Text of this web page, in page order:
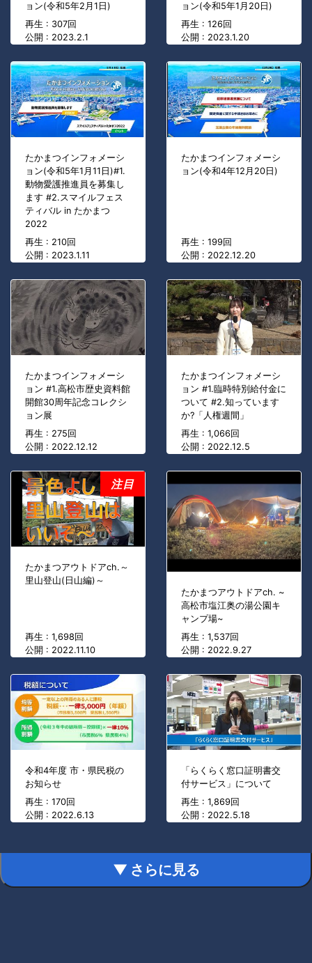
ョン(令和5年2月1日)
再生 : 307回
公開 : 2023.2.1
ョン(令和5年1月20日)
再生 : 126回
公開 : 2023.1.20
たかまつインフォメーシ
ョン(令和5年1月11日)#1.
動物愛護推進員を募集し
ます #2.スマイルフェス
ティバル in たかまつ
2022
再生 : 210回
公開 : 2023.1.11
たかまつインフォメーシ
ョン(令和4年12月20日)
再生 : 199回
公開 : 2022.12.20
たかまつインフォメーシ
ョン #1.高松市歴史資料館
開館30周年記念コレクシ
ョン展
再生 : 275回
公開 : 2022.12.12
たかまつインフォメーシ
ョン #1.臨時特別給付金に
ついて #2.知っています
か?「人権週間」
再生 : 1,066回
公開 : 2022.12.5
たかまつアウトドアch.～
里山登山(日山編)～
再生 : 1,698回
公開 : 2022.11.10
注目
たかまつアウトドアch. ~
高松市塩江奥の湯公園キ
ャンプ場~
再生 : 1,537回
公開 : 2022.9.27
令和4年度 市・県民税の
お知らせ
再生 : 170回
公開 : 2022.6.13
「らくらく窓口証明書交
付サービス」について
再生 : 1,869回
公開 : 2022.5.18
▼ さらに見る